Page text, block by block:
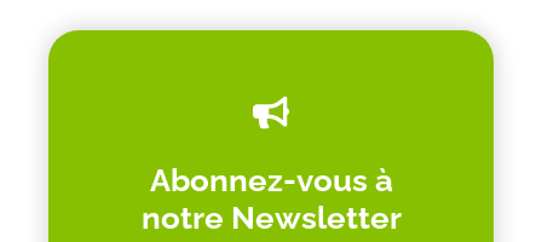
Abonnez-vous à
notre Newsletter